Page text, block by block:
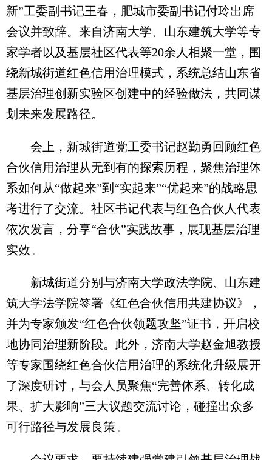
新”工委副书记王春，肥城市委副书记付玲出席
会议并致辞。来自济南大学、山东建筑大学等专
家学者以及基层社区代表等20余人相聚一堂，围
绕新城街道红色信用治理模式，系统总结山东省
基层治理创新实验区创建中的经验做法，共同谋
划未来发展路径。
会上，新城街道党工委书记赵勤勇回顾红色
合伙信用治理从无到有的探索历程，聚焦治理体
系如何从“做起来”到“实起来”“优起来”的战略思
考进行了交流。社区书记代表与红色合伙人代表
依次发言，分享“合伙”实践故事，展现基层治理
实效。
新城街道分别与济南大学政法学院、山东建
筑大学法学院签署《红色合伙信用共建协议》，
并为专家颁发“红色合伙领题攻坚”证书，开启校
地协同治理新阶段。此外，济南大学赵金旭教授
等专家围绕红色合伙信用治理的系统化升级展开
了深度研讨，与会人员聚焦“完善体系、转化成
果、扩大影响”三大议题交流讨论，碰撞出众多
可行路径与发展良策。